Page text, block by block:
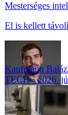
Mesterséges
El is kellett
Kaufmann
TECH
2026.